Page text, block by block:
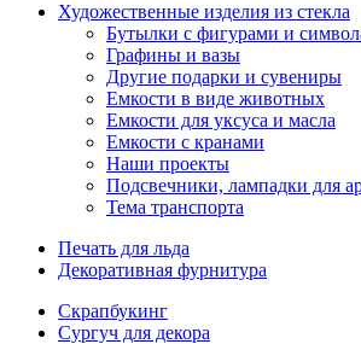
Художественные изделия из стекла
Бутылки с фигурами и
Графины и вазы
Другие подарки и сувениры
Емкости в виде животных
Емкости для уксуса и масла
Емкости с кранами
Наши проекты
Подсвечники, лампадки для
Тема транспорта
Печать для льда
Декоративная фурнитура
Скрапбукинг
Сургуч для декора